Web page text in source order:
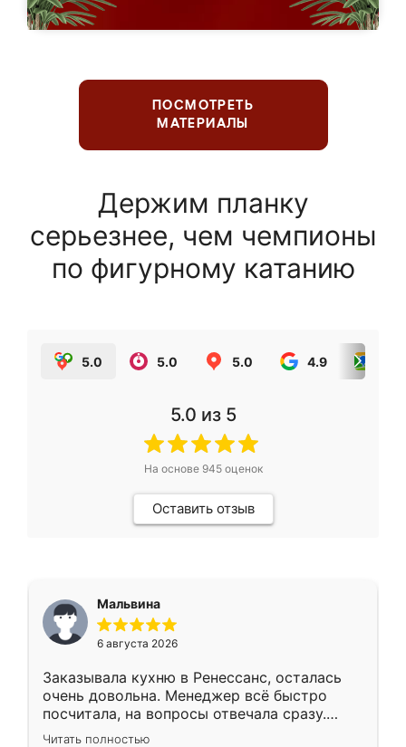
ПОСМОТРЕТЬ
МАТЕРИАЛЫ
Держим планку
серьезнее, чем чемпионы
по фигурному катанию
5.0 5.0 5.0 4.9
5.0 из 5
На основе 945оценок
Оставить отзыв
Мальвина
6 августа 2026
Заказывала кухню в Ренессанс, осталась
очень довольна. Менеджер всё быстро
посчитала, на вопросы отвечала сразу.
Замерщик приехал в субботу, подошёл к
Читать полностью